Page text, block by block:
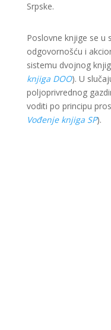
Srpske.
Poslovne knjige se u
odgovornošću i
sistemu dvojnog
knjiga DOO). U
poljoprivrednog
voditi po principu
Vođenje knjiga SP).